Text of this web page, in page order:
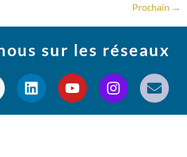
Prochain →
sur les réseaux